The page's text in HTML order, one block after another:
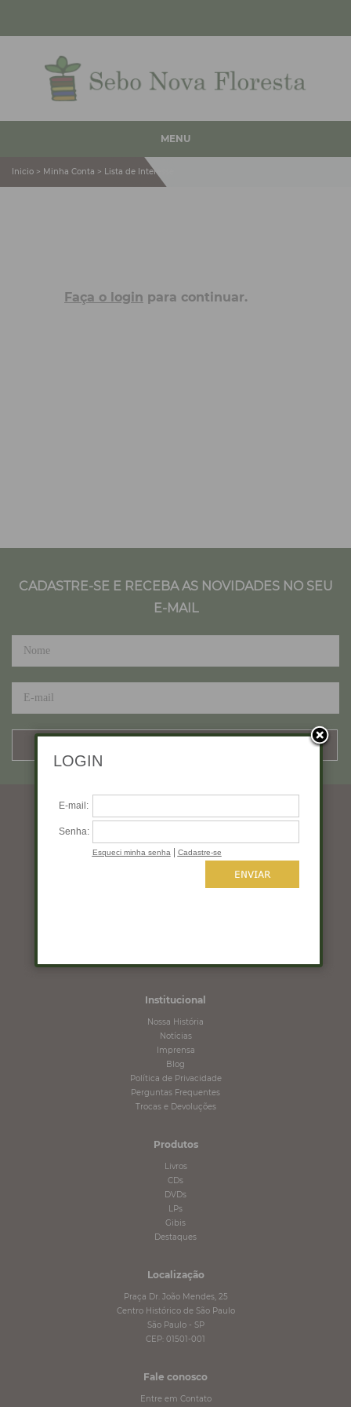
MENU
Inicio > Minha Conta > Lista de Interesse
Faça o login para continuar.
CADASTRE-SE E RECEBA AS NOVIDADES NO SEU
E-MAIL
Horários de funcionamento
Sexta: 10:00 às 18:00
Institucional
Nossa História
Notícias
Imprensa
Blog
Política de Privacidade
Perguntas Frequentes
Trocas e Devoluções
Produtos
Livros
CDs
DVDs
LPs
Gibis
Destaques
Localização
Praça Dr. João Mendes, 25
Centro Histórico de São Paulo
São Paulo - SP
CEP: 01501-001
Fale conosco
Entre em Contato